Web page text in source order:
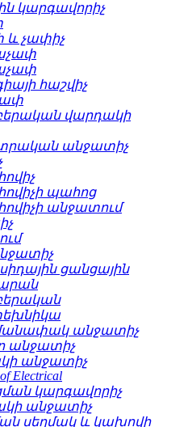
կարգավորիչ
չափիչ
հաշվիչ
վարդակի
անջատիչ
պահոց
անջատում
ցանցային
անջատիչ
անջատիչ
անջատիչ
Electrical
կարգավորիչ
անջատիչ
սեղմակ և կախովի